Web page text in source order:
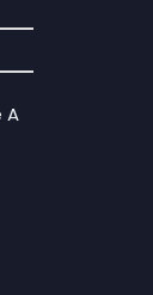
A